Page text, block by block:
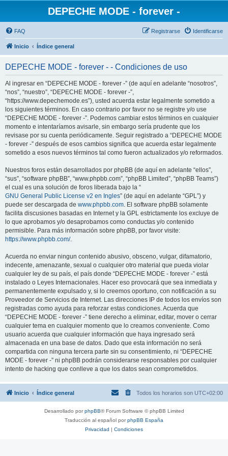
DEPECHE MODE - forever -
FAQ Identificarse
Registrarse
Inicio Índice general
DEPECHE MODE - forever - - Condiciones de uso
Al ingresar en “DEPECHE MODE - forever -” (de aquí en adelante “nosotros”,
“nos”, “nuestro”, “DEPECHE MODE - forever -”,
“https://www.depechemode.es”), usted acuerda estar legalmente sometido a
los siguientes términos. En caso contrario por favor no se registre y/o use
“DEPECHE MODE - forever -”. Podemos cambiar estos términos en cualquier
momento e intentaríamos avisarle, sin embargo sería prudente que los
revisase por su cuenta periódicamente. Seguir registrado a “DEPECHE MODE
- forever -” después de esos cambios significa que acuerda estar legalmente
sometido a esos nuevos términos tal como fueron actualizados y/o reformados.
Nuestros foros están desarrollados por phpBB (de aquí en adelante “ellos”,
“sus”, “software phpBB”, “www.phpbb.com”, “phpBB Limited”, “phpBB Teams”)
el cual es una solución de foros liberada bajo la “
GNU General Public License v2 en Ingles” (de aquí en adelante “GPL”) y
puede ser descargada de www.phpbb.com. El software phpBB solamente
facilita discusiones basadas en Internet y la GPL estrictamente los excluye de
lo que aprobamos y/o desaprobamos como conductas y/o contenido
permisible. Para más información sobre phpBB, por favor visite:
https://www.phpbb.com/.
Acuerda no enviar ningun contenido abusivo, obsceno, vulgar, difamatorio,
indecente, amenazante, sexual o cualquier otro material que pueda violar
cualquier ley de su país, el país donde “DEPECHE MODE - forever -” está
instalado o Leyes Internacionales. Hacer eso provocará que sea inmediata y
permanentemente expulsado y, si lo creemos oportuno, con notificación a su
Proveedor de Servicios de Internet. Las direcciones IP de todos los envíos son
registradas como ayuda para reforzar estas condiciones. Acuerda que
“DEPECHE MODE - forever -” tiene derecho a eliminar, editar, mover o cerrar
cualquier tema en cualquier momento que lo creamos conveniente. Como
usuario acuerda que cualquier información que haya ingresado será
almacenada en una base de datos. Dado que esta información no será
compartida con ninguna tercera parte sin su consentimiento, ni “DEPECHE
MODE - forever -” ni phpBB podrán considerarse responsables por cualquier
intento de hacking que conlleve a que los datos sean comprometidos.
Inicio Índice general Todos los horarios son UTC+02:00
Desarrollado porphpBB® Forum Software © phpBB Limited
Traducción al español porphpBB España
Privacidad | Condiciones